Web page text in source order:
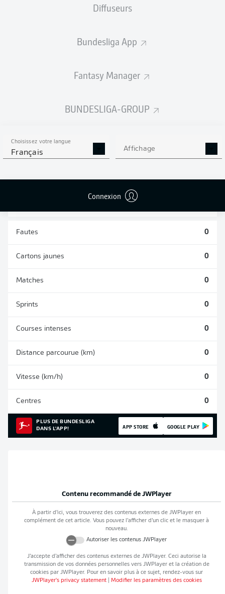
Diffuseurs
Bundesliga App
Fantasy Manager
BUNDESLIGA-GROUP
Choisissez votre langue
Français Affichage
Connexion
STATS DE LA SAISON
2026/2027
0 0
Fautes 0
Cartons jaunes 0
Matches 0
Sprints 0
Courses intenses 0
Distance parcourue (km) 0
Vitesse (km/h) 0
Centres 0
PLUS DE BUNDESLIGA
DANS L'APP!
APP STORE GOOGLE PLAY
Contenu recommandé de JWPlayer
À partir d’ici, vous trouverez des contenus externes de JWPlayer en
complément de cet article. Vous pouvez l’afficher d’un clic et le masquer à
nouveau.
Autoriser les contenus JWPlayer
J’accepte d’afficher des contenus externes de JWPlayer. Ceci autorise la
transmission de vos données personnelles vers JWPlayeret la création de
cookies par JWPlayer. Pour en savoir plus à ce sujet, rendez-vous sur
JWPlayer's privacy statement| Modifier les paramètres des cookies